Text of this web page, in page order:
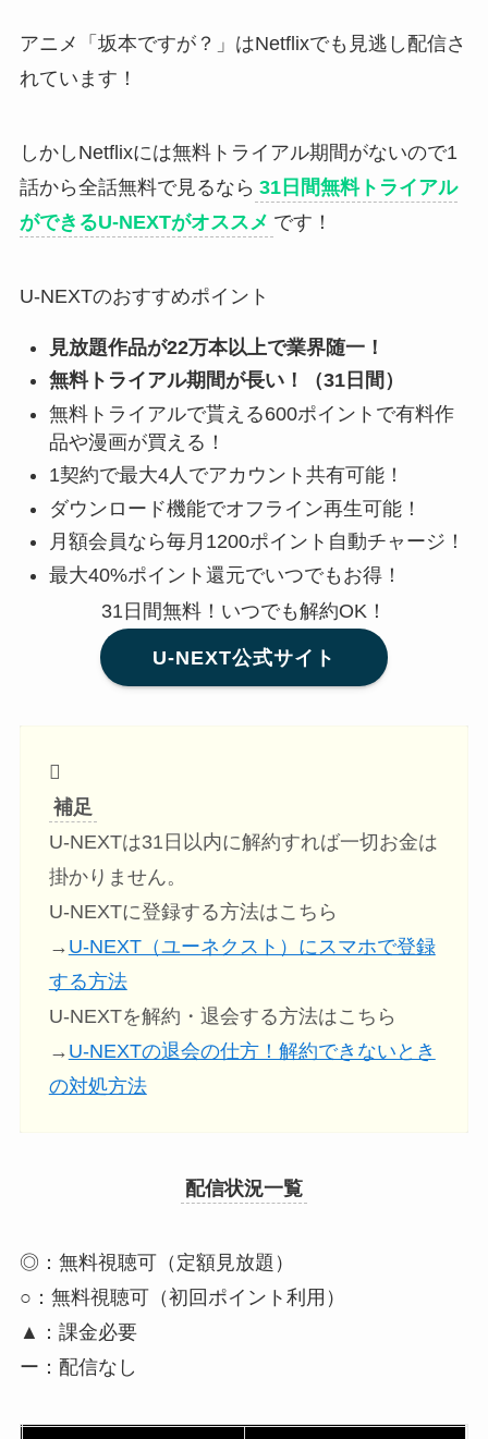
アニメ「坂本ですが？」はNetflixでも見逃し配信さ
れています！
しかしNetflixには無料トライアル期間がないので1
話から全話無料で見るなら 31日間無料トライアル
ができるU-NEXTがオススメ です！
U-NEXTのおすすめポイント
見放題作品が22万本以上で業界随一！
無料トライアル期間が長い！（31日間）
無料トライアルで貰える600ポイントで有料作
品や漫画が買える！
1契約で最大4人でアカウント共有可能！
ダウンロード機能でオフライン再生可能！
月額会員なら毎月1200ポイント自動チャージ！
最大40%ポイント還元でいつでもお得！
31日間無料！いつでも解約OK！
U-NEXT公式サイト
補足
U-NEXTは31日以内に解約すれば一切お金は
掛かりません。
U-NEXTに登録する方法はこちら
→ U-NEXT（ユーネクスト）にスマホで登録
する方法
U-NEXTを解約・退会する方法はこちら
→ U-NEXTの退会の仕方！解約できないとき
の対処方法
配信状況一覧
◎：無料視聴可（定額見放題）
○：無料視聴可（初回ポイント利用）
▲：課金必要
ー：配信なし